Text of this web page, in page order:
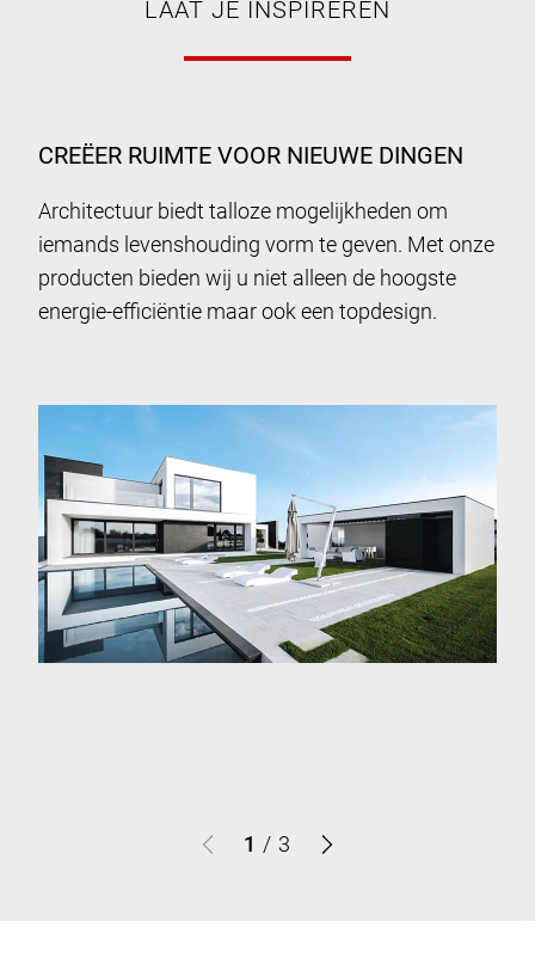
LAAT JE INSPIREREN
CREËER RUIMTE VOOR NIEUWE DINGEN
Architectuur biedt talloze mogelijkheden om
iemands levenshouding vorm te geven. Met onze
producten bieden wij u niet alleen de hoogste
energie-efficiëntie maar ook een topdesign.
1 / 3